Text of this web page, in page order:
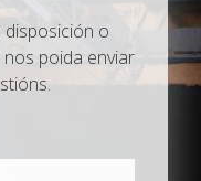
disposición o
poida enviar